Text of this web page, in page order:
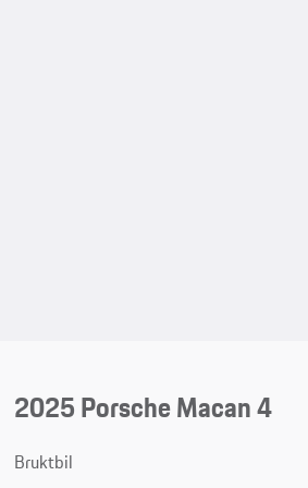
2025 Porsche Macan 4
Bruktbil